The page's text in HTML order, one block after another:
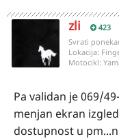
zli 423
Svrati
Lokacija:
Motocikl:
Pa validan je 069/
menjan ekran
dostupnost u